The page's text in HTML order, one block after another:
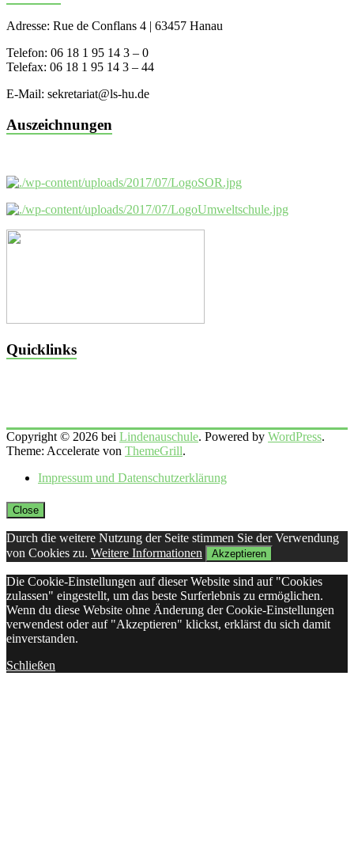
Adresse: Rue de Conflans 4 | 63457 Hanau
Telefon: 06 18 1 95 14 3 – 0
Telefax: 06 18 1 95 14 3 – 44
E-Mail: sekretariat@ls-hu.de
Auszeichnungen
Quicklinks
Copyright © 2026 bei Lindenauschule. Powered by WordPress.
Theme: Accelerate von ThemeGrill.
Impressum und Datenschutzerklärung
Close
Durch die weitere Nutzung der Seite stimmen Sie der Verwendung
von Cookies zu. Weitere Informationen Akzeptieren
Die Cookie-Einstellungen auf dieser Website sind auf "Cookies
zulassen" eingestellt, um das beste Surferlebnis zu ermöglichen.
Wenn du diese Website ohne Änderung der Cookie-Einstellungen
verwendest oder auf "Akzeptieren" klickst, erklärst du sich damit
einverstanden.
Schließen